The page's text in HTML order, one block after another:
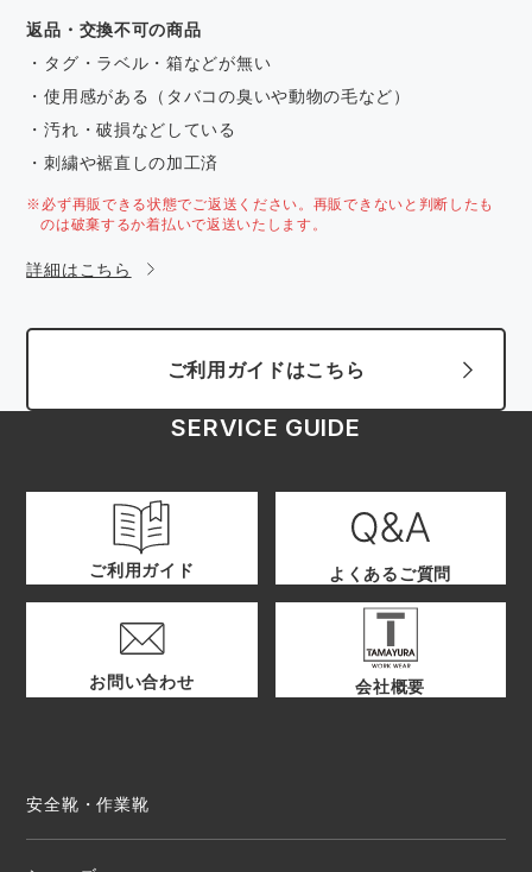
返品・交換不可の商品
・タグ・ラベル・箱などが無い
・使用感がある（タバコの臭いや動物の毛など）
・汚れ・破損などしている
・刺繍や裾直しの加工済
※必ず再販できる状態でご返送ください。再販できないと判断したも
のは破棄するか着払いで返送いたします。
詳細はこちら
ご利用ガイドはこちら
SERVICE GUIDE
ご利用ガイド よくあるご質問
お問い合わせ 会社概要
安全靴・作業靴